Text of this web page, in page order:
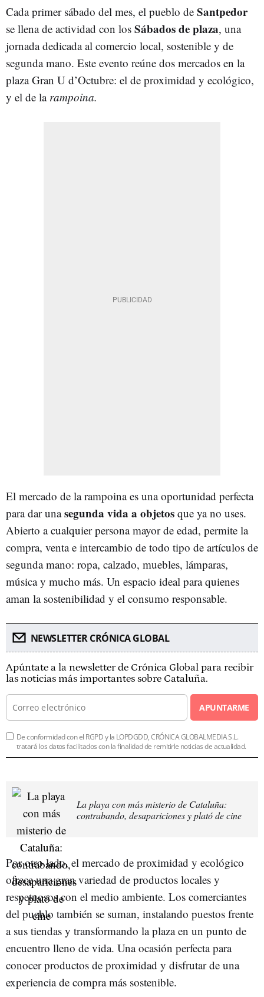
Cada primer sábado del mes, el pueblo de Santpedor
se llena de actividad con los Sábados de plaza, una
jornada dedicada al comercio local, sostenible y de
segunda mano. Este evento reúne dos mercados en la
plaza Gran U d’Octubre: el de proximidad y ecológico,
y el de la rampoina.
El mercado de la rampoina es una oportunidad perfecta
para dar unasegunda vida a objetos que ya no uses.
Abierto a cualquier persona mayor de edad, permite la
compra, venta e intercambio de todo tipo de artículos de
segunda mano: ropa, calzado, muebles, lámparas,
música y mucho más. Un espacio ideal para quienes
aman la sostenibilidad y el consumo responsable.
NEWSLETTER CRÓNICA GLOBAL
Apúntate a la newsletter de Crónica Global para recibir
las noticias más importantes sobre Cataluña.
APUNTARME
De conformidad con el RGPD y la LOPDGDD, CRÓNICA GLOBALMEDIA S.L.
tratará los datos facilitados con la finalidad de remitirle noticias de actualidad.
La playa con más misterio de Cataluña:
contrabando, desapariciones y plató de cine
Por otro lado, el mercado de proximidad y ecológico
ofrece una gran variedad de productos locales y
respetuosos con el medio ambiente. Los comerciantes
del pueblo también se suman, instalando puestos frente
a sus tiendas y transformando la plaza en un punto de
encuentro lleno de vida. Una ocasión perfecta para
conocer productos de proximidad y disfrutar de una
experiencia de compra más sostenible.